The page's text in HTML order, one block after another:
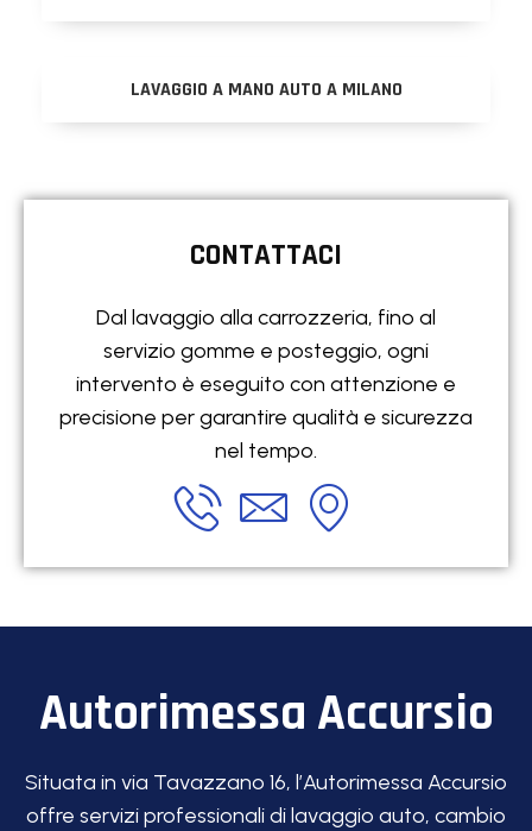
LAVAGGIO A MANO AUTO A MILANO
CONTATTACI
Dal lavaggio alla carrozzeria, fino al
servizio gomme e posteggio, ogni
intervento è eseguito con attenzione e
precisione per garantire qualità e sicurezza
nel tempo.
Autorimessa Accursio
Situata in via Tavazzano 16, l’Autorimessa Accursio
offre servizi professionali di lavaggio auto, cambio